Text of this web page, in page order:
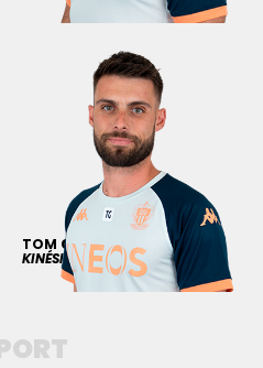
TOM GALBOIS
KINÉSITHÉRAPEUTE